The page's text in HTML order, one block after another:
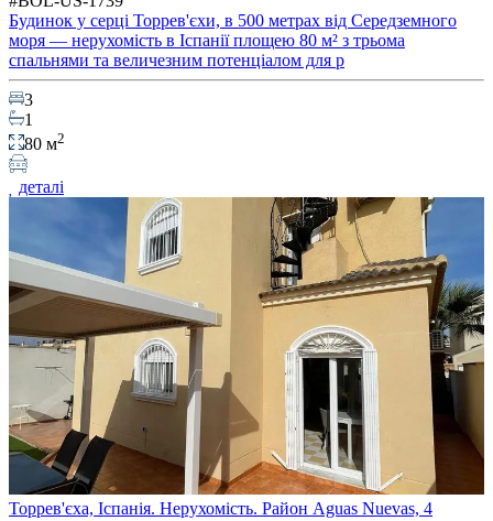
Будинок у серці Торрев'єхи, в 500 метрах від Середземного
моря — нерухомість в Іспанії площею 80 м² з трьома
спальнями та величезним потенціалом для р
3
1
80 м2
деталі
Торрев'єха, Іспанія. Нерухомість. Район Aguas Nuevas, 4